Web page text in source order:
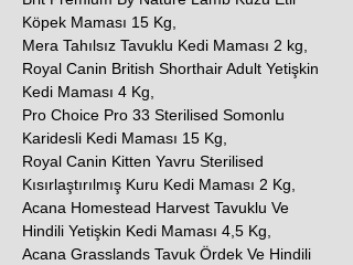
Köpek Maması 15 Kg,
Mera Tahılsız Tavuklu Kedi Maması 2 kg,
Royal Canin British Shorthair Adult Yetişkin
Kedi Maması 4 Kg,
Pro Choice Pro 33 Sterilised Somonlu
Karidesli Kedi Maması 15 Kg,
Royal Canin Kitten Yavru Sterilised
Kısırlaştırılmış Kuru Kedi Maması 2 Kg,
Acana Homestead Harvest Tavuklu Ve
Hindili Yetişkin Kedi Maması 4,5 Kg,
Acana Grasslands Tavuk Ördek Ve Hindili